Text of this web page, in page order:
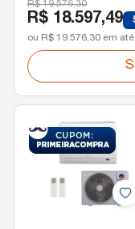
R$ 19.576,30
R$ 18.597,49
ou R$ 19.576,30 em